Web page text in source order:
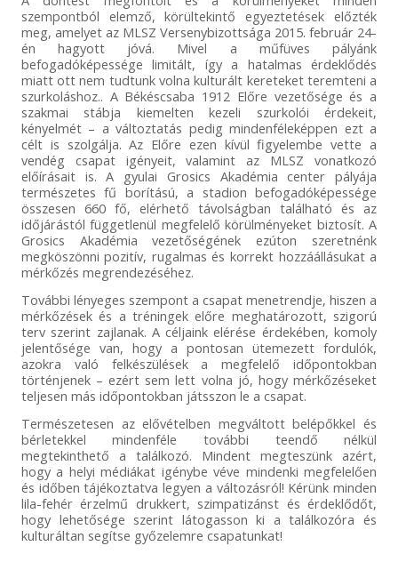
szempontból elemző, körültekintő egyeztetések előzték
meg, amelyet az MLSZ Versenybizottsága 2015. február 24-
én hagyott jóvá. Mivel a műfüves pályánk
befogadóképessége limitált, így a hatalmas érdeklődés
miatt ott nem tudtunk volna kulturált kereteket teremteni a
szurkoláshoz.. A Békéscsaba 1912 Előre vezetősége és a
szakmai stábja kiemelten kezeli szurkolói érdekeit,
kényelmét – a változtatás pedig mindenféleképpen ezt a
célt is szolgálja. Az Előre ezen kívül figyelembe vette a
vendég csapat igényeit, valamint az MLSZ vonatkozó
előírásait is. A gyulai Grosics Akadémia center pályája
természetes fű borítású, a stadion befogadóképessége
összesen 660 fő, elérhető távolságban található és az
időjárástól függetlenül megfelelő körülményeket biztosít. A
Grosics Akadémia vezetőségének ezúton szeretnénk
megköszönni pozitív, rugalmas és korrekt hozzáállásukat a
mérkőzés megrendezéséhez.
További lényeges szempont a csapat menetrendje, hiszen a
mérkőzések és a tréningek előre meghatározott, szigorú
terv szerint zajlanak. A céljaink elérése érdekében, komoly
jelentősége van, hogy a pontosan ütemezett fordulók,
azokra való felkészülések a megfelelő időpontokban
történjenek – ezért sem lett volna jó, hogy mérkőzéseket
teljesen más időpontokban játsszon le a csapat.
Természetesen az elővételben megváltott belépőkkel és
bérletekkel mindenféle további teendő nélkül
megtekinthető a találkozó. Mindent megteszünk azért,
hogy a helyi médiákat igénybe véve mindenki megfelelően
és időben tájékoztatva legyen a változásról! Kérünk minden
lila-fehér érzelmű drukkert, szimpatizánst és érdeklődőt,
hogy lehetősége szerint látogasson ki a találkozóra és
kulturáltan segítse győzelemre csapatunkat!